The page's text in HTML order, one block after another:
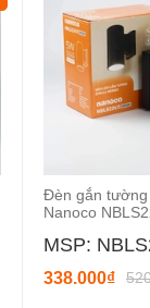
Đèn gắn
Nanoco
MSP:
338.000₫